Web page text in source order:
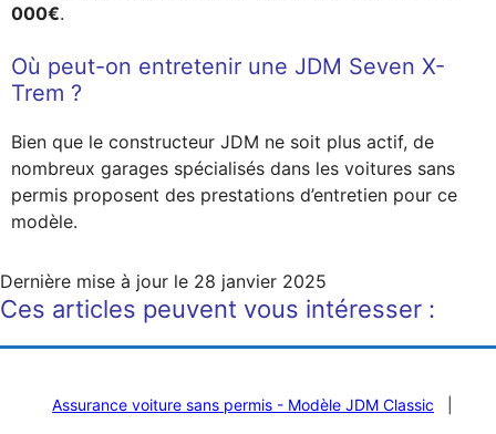
000€.
Où peut-on entretenir une JDM Seven X-
Trem ?
Bien que le constructeur JDM ne soit plus actif, de
nombreux garages spécialisés dans les voitures sans
permis proposent des prestations d’entretien pour ce
modèle.
Dernière mise à jour le 28 janvier 2025
Ces articles peuvent vous intéresser :
Assurance voiture sans permis - Modèle JDM Classic